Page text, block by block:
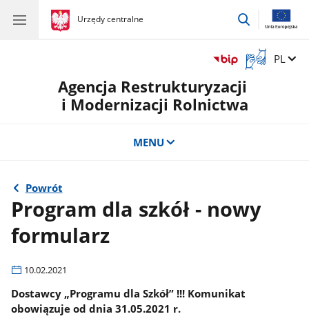
gov.pl
Urzędy centralne
gov.pl
Urzędy
przejdź
Otwórz
okno
z
tłumaczem
Zmień
PL
Agencja Restrukturyzacji
i Modernizacji Rolnictwa
MENU
Powrót
Program dla szkół - nowy
formularz
10.02.2021
Dostawcy „Programu dla Szkół” !!! Komunikat
obowiązuje od dnia 31.05.2021 r.